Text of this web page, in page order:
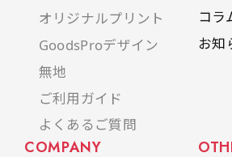
オリジナルプリント
GoodsProデザイン
無地
ご利用ガイド
よくあるご質問
コラ
お知
COMPANY